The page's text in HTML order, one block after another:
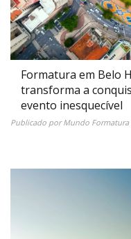
Formatura em Belo
transforma a
evento inesquecível
Publicado porMundo Formatura